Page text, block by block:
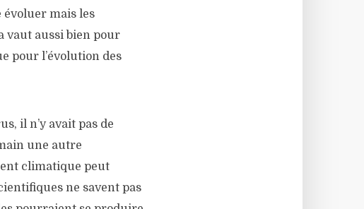
mais les
vaut aussi bien pour
pour l’évolution des
il n’y avait pas de
une autre
climatique peut
ne savent pas